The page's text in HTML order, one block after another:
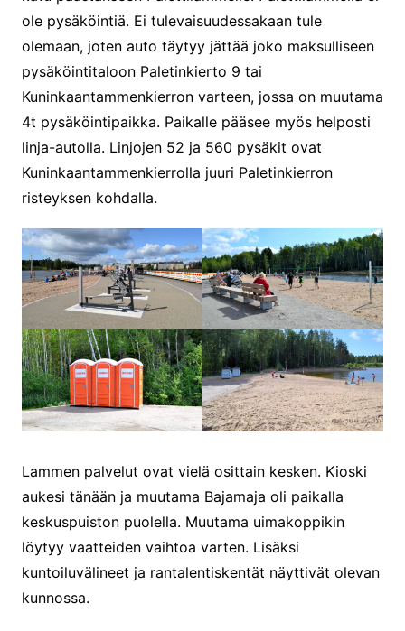
ole pysäköintiä. Ei tulevaisuudessakaan tule
olemaan, joten auto täytyy jättää joko maksulliseen
pysäköintitaloon Paletinkierto 9 tai
Kuninkaantammenkierron varteen, jossa on muutama
4t pysäköintipaikka. Paikalle pääsee myös helposti
linja-autolla. Linjojen 52 ja 560 pysäkit ovat
Kuninkaantammenkierrolla juuri Paletinkierron
risteyksen kohdalla.
Lammen palvelut ovat vielä osittain kesken. Kioski
aukesi tänään ja muutama Bajamaja oli paikalla
keskuspuiston puolella. Muutama uimakoppikin
löytyy vaatteiden vaihtoa varten. Lisäksi
kuntoiluvälineet ja rantalentiskentät näyttivät olevan
kunnossa.